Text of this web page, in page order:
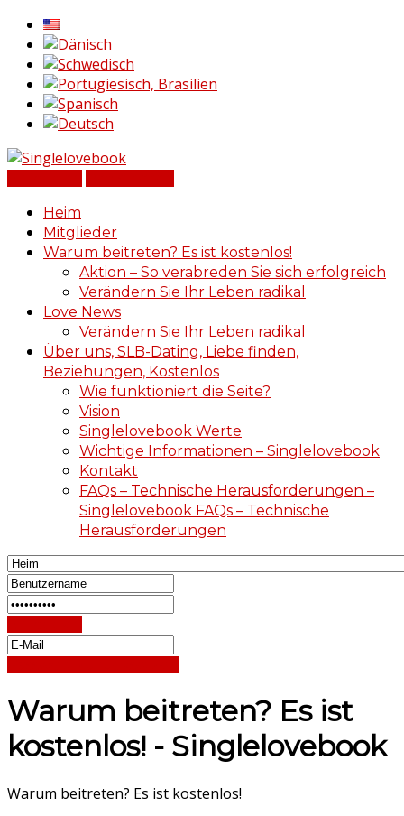
Heim
Mitglieder
Warum beitreten? Es ist kostenlos!
Aktion – So verabreden Sie sich erfolgreich
Verändern Sie Ihr Leben radikal
Love News
Verändern Sie Ihr Leben radikal
Über uns, SLB-Dating, Liebe finden,
Beziehungen, Kostenlos
Wie funktioniert die Seite?
Vision
Singlelovebook Werte
Wichtige Informationen – Singlelovebook
Kontakt
FAQs – Technische Herausforderungen –
Singlelovebook FAQs – Technische
Herausforderungen
Warum beitreten? Es ist
kostenlos! - Singlelovebook
Warum beitreten? Es ist kostenlos!